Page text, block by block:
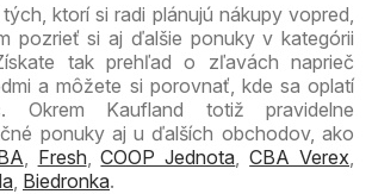
ktorí si radi plánujú nákupy vopred,
pozrieť si aj ďalšie ponuky v kategórii
tak prehľad o zľavách naprieč
a môžete si porovnať, kde sa oplatí
Okrem Kaufland totiž pravidelne
ponuky aj u ďalších obchodov, ako
Fresh,COOP Jednota ,CBA Verex
Biedronka.